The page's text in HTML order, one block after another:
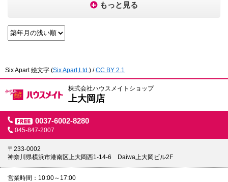
もっと見る
Six Apart 絵文字 (Six Apart,Ltd.) /CC BY 2.1
株式会社ハウスメイトショップ
上大岡店
0037-6002-8280
045-847-2007
〒233-0002
神奈川県横浜市港南区上大岡西1-14-6 Daiwa上大岡ビル2F
営業時間
10:00～17:00